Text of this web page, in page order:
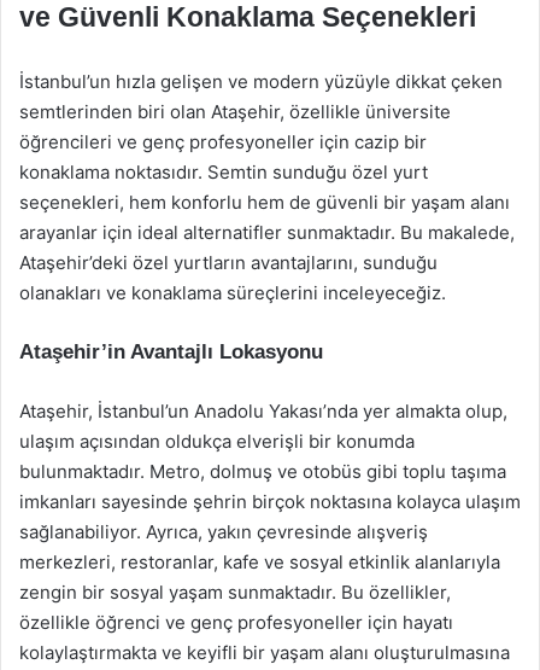
ve Güvenli Konaklama Seçenekleri
İstanbul’un hızla gelişen ve modern yüzüyle dikkat çeken
semtlerinden biri olan Ataşehir, özellikle üniversite
öğrencileri ve genç profesyoneller için cazip bir
konaklama noktasıdır. Semtin sunduğu özel yurt
seçenekleri, hem konforlu hem de güvenli bir yaşam alanı
arayanlar için ideal alternatifler sunmaktadır. Bu makalede,
Ataşehir’deki özel yurtların avantajlarını, sunduğu
olanakları ve konaklama süreçlerini inceleyeceğiz.
Ataşehir’in Avantajlı Lokasyonu
Ataşehir, İstanbul’un Anadolu Yakası’nda yer almakta olup,
ulaşım açısından oldukça elverişli bir konumda
bulunmaktadır. Metro, dolmuş ve otobüs gibi toplu taşıma
imkanları sayesinde şehrin birçok noktasına kolayca ulaşım
sağlanabiliyor. Ayrıca, yakın çevresinde alışveriş
merkezleri, restoranlar, kafe ve sosyal etkinlik alanlarıyla
zengin bir sosyal yaşam sunmaktadır. Bu özellikler,
özellikle öğrenci ve genç profesyoneller için hayatı
kolaylaştırmakta ve keyifli bir yaşam alanı oluşturulmasına